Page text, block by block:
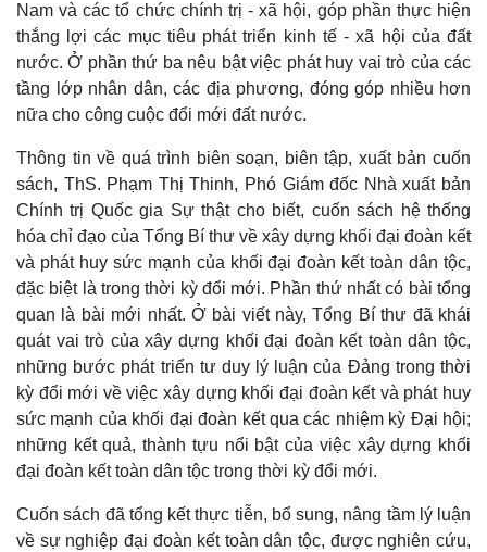
Kinh tế
Bất động sản
Khởi nghiệp
Thị trường
Giá vàng
Tiêu dùng
Tỷ giá
Chứng khoán
Giá cà phê
Nam và các tổ chức chính trị - xã hội, góp phần thực hiện
thắng lợi các mục tiêu phát triển kinh tế - xã hội của đất
nước. Ở phần thứ ba nêu bật việc phát huy vai trò của các
tầng lớp nhân dân, các địa phương, đóng góp nhiều hơn
nữa cho công cuộc đổi mới đất nước.
Thông tin về quá trình biên soạn, biên tập, xuất bản cuốn
sách, ThS. Phạm Thị Thinh, Phó Giám đốc Nhà xuất bản
Chính trị Quốc gia Sự thật cho biết, cuốn sách hệ thống
hóa chỉ đạo của Tổng Bí thư về xây dựng khối đại đoàn kết
và phát huy sức mạnh của khối đại đoàn kết toàn dân tộc,
đặc biệt là trong thời kỳ đổi mới. Phần thứ nhất có bài tổng
quan là bài mới nhất. Ở bài viết này, Tổng Bí thư đã khái
quát vai trò của xây dựng khối đại đoàn kết toàn dân tộc,
những bước phát triển tư duy lý luận của Đảng trong thời
kỳ đổi mới về việc xây dựng khối đại đoàn kết và phát huy
sức mạnh của khối đại đoàn kết qua các nhiệm kỳ Đại hội;
những kết quả, thành tựu nổi bật của việc xây dựng khối
đại đoàn kết toàn dân tộc trong thời kỳ đổi mới.
Cuốn sách đã tổng kết thực tiễn, bổ sung, nâng tầm lý luận
về sự nghiệp đại đoàn kết toàn dân tộc, được nghiên cứu,